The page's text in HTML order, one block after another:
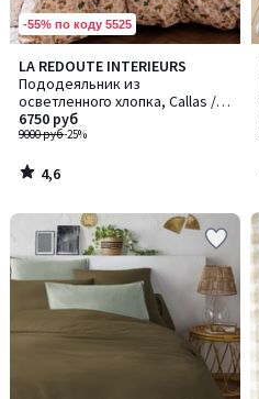
-55% по коду 5525
LA REDOUTE INTERIEURS
Пододеяльник из
осветленного хлопка, Callas /
Каллас
9000 руб-25%
6750 руб
4,6
/ 5
4,6
/
-